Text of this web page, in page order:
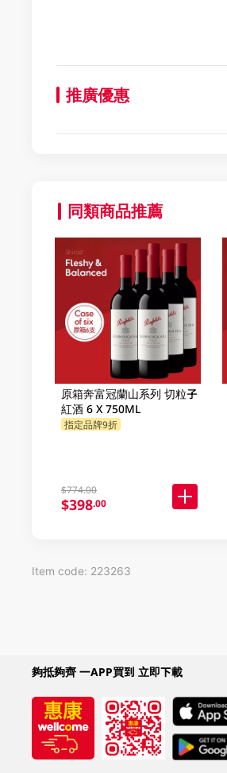
推廣優惠
同類商品推薦
原箱奔富冠蘭山系列 切粒子
紅酒 6 X 750ML
指定品牌9折
$774.00
$398.00
Item code: 223263
夠抵夠齊 一APP買到 立即下載